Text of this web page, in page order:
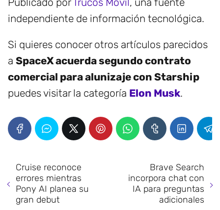
independiente de información tecnológica.
Si quieres conocer otros artículos parecidos
a SpaceX acuerda segundo contrato
comercial para alunizaje con Starship
puedes visitar la categoría Elon Musk.
Cruise reconoce
errores mientras
Pony AI planea su
gran debut
Brave Search
incorpora chat con
IA para preguntas
adicionales